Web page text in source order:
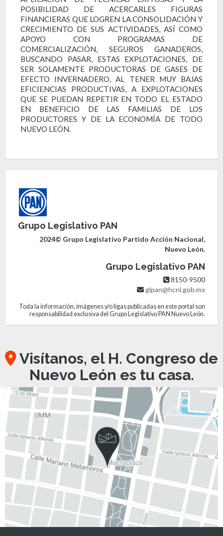
POSIBILIDAD DE ACERCARLES FIGURAS
FINANCIERAS QUE LOGREN LA CONSOLIDACIÓN Y
CRECIMIENTO DE SUS ACTIVIDADES, ASÍ COMO
APOYO CON PROGRAMAS DE
COMERCIALIZACIÓN, SEGUROS GANADEROS,
BUSCANDO PASAR, ESTAS EXPLOTACIONES, DE
SER SOLAMENTE PRODUCTORAS DE GASES DE
EFECTO INVERNADERO, AL TENER MUY BAJAS
EFICIENCIAS PRODUCTIVAS, A EXPLOTACIONES
QUE SE PUEDAN REPETIR EN TODO EL ESTADO
EN BENEFICIO DE LAS FAMILIAS DE LOS
PRODUCTORES Y DE LA ECONOMÍA DE TODO
NUEVO LEÓN.
Grupo Legislativo PAN
2024© Grupo Legislativo Partido Acción Nacional,
Nuevo León.
Grupo Legislativo PAN
8150-9500
glpan@hcnl.gob.mx
Toda la información, imágenes y/o ligas publicadas en este portal son
responsabilidad exclusiva del Grupo Legislativo PAN Nuevo León.
Visítanos, el H. Congreso de
Nuevo León es tu casa.